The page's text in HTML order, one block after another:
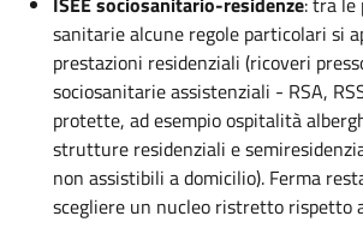
sanitarie alcune regole particolari si
prestazioni residenziali (ricoveri
sociosanitarie assistenziali - RSA,
protette, ad esempio ospitalità
strutture residenziali e
non assistibili a domicilio). Ferma
scegliere un nucleo ristretto rispetto